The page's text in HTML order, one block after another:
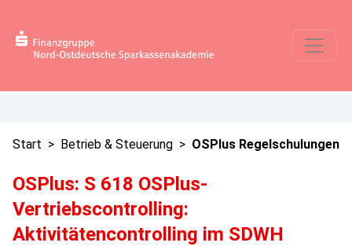
Start > Betrieb & Steuerung > OSPlus Regelschulungen
OSPlus: S 618 OSPlus-
Vertriebscontrolling:
Aktivitätencontrolling im SDWH